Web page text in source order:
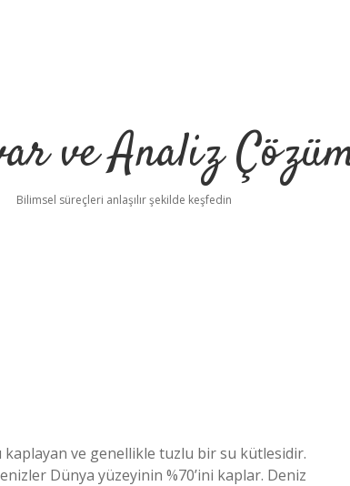
ve Analiz
Bilimsel süreçleri anlaşılır şekilde keşfedin
kaplayan ve genellikle tuzlu bir su kütlesidir.
Dünya yüzeyinin %70’ini kaplar. Deniz